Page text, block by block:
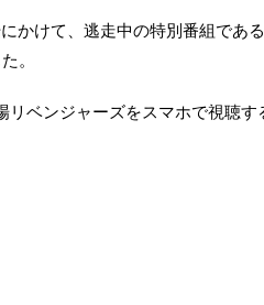
かけて、逃走中の特別番組であ
。
ベンジャーズをスマホで視聴す